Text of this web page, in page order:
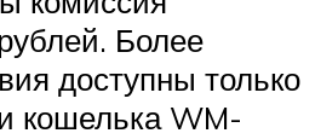
Более
доступны только
кошелька WM-